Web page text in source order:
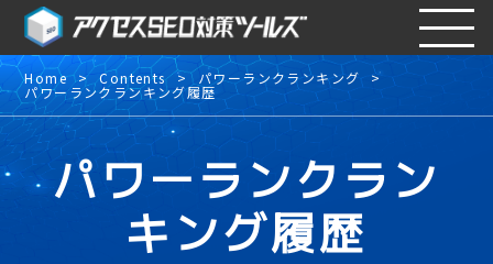
Home Contents パワーランクランキング
パワーランクランキング履歴
パワーランクラン
キング履歴